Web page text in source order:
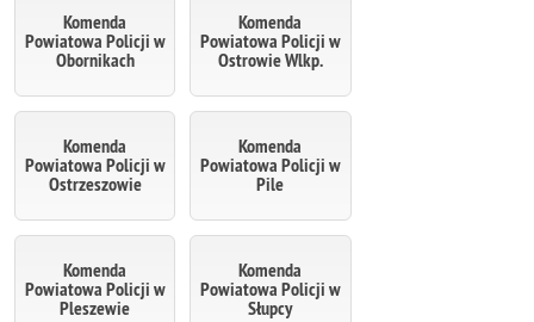
Komenda
Powiatowa Policji w
Obornikach
Komenda
Powiatowa Policji w
Ostrowie Wlkp.
Komenda
Powiatowa Policji w
Ostrzeszowie
Komenda
Powiatowa Policji w
Pile
Komenda
Powiatowa Policji w
Pleszewie
Komenda
Powiatowa Policji w
Słupcy